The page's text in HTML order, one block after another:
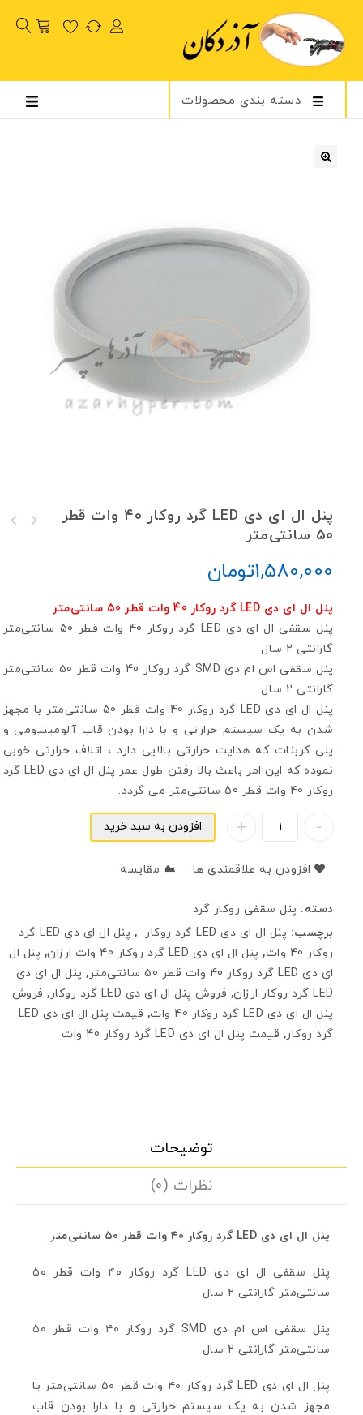
دسته بندی محصولات
پنل ال ای دی LED گرد روکار ۴۰ وات قطر
۵۰ سانتی‌متر
1,580,000تومان
پنل ال ای دی LED گرد روکار 40 وات قطر 50 سانتی‌متر
پنل سقفی ال ای دی LED گرد روکار 40 وات قطر 50 سانتی‌متر
گارانتی 2 سال
پنل سقفی اس ام دی SMD گرد روکار 40 وات قطر 50 سانتی‌متر
گارانتی 2 سال
پنل ال ای دی LED گرد روکار 40 وات قطر 50 سانتی‌متر با مجهز
شدن به یک سیستم حرارتی و با دارا بودن قاب آلومینیومی و
پلی کربنات که هدایت حرارتی بالایی دارد ، اتلاف حرارتی خوبی
نموده که این امر باعث بالا رفتن طول عمر پنل ال ای دی LED گرد
روکار 40 وات قطر 50 سانتی‌متر می گردد.
افزودن به سبد خرید
افزودن به علاقمندی ها مقایسه
دسته: پنل سقفی روکار گرد
برچسب: پنل ال ای دی LED گرد روکار ,
پنل ال ای دی LED گرد
روکار 40 وات
, پنل ال ای دی LED گرد روکار 40 وات ارزان , پنل ال
ای دی LED گرد روکار 40 وات قطر 50 سانتی‌متر
, پنل ال ای دی
LED گرد روکار ارزان
, فروش پنل ال ای دی LED گرد روکار , فروش
پنل ال ای دی LED گرد روکار 40 وات
,
قیمت پنل ال ای دی LED
گرد روکار, قیمت پنل ال ای دی LED گرد روکار 40 وات
توضیحات
نظرات (0)
پنل ال ای دی LED گرد روکار ۴۰ وات قطر ۵۰ سانتی‌متر
پنل سقفی ال ای دی LED گرد روکار ۴۰ وات قطر ۵۰
سانتی‌متر گارانتی ۲ سال
پنل سقفی اس ام دی SMD گرد روکار ۴۰ وات قطر ۵۰
سانتی‌متر گارانتی ۲ سال
پنل ال ای دی LED گرد روکار ۴۰ وات قطر ۵۰ سانتی‌متر با
مجهز شدن به یک سیستم حرارتی و با دارا بودن قاب